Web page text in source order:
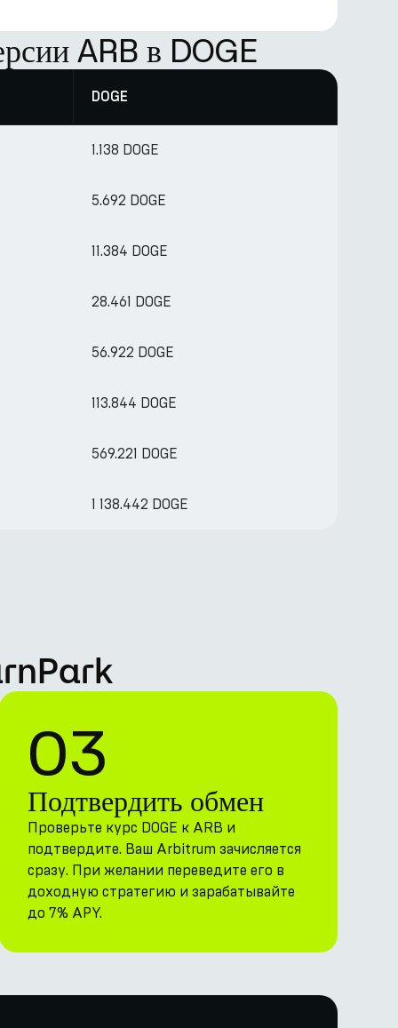
ARB в DOGE
DOGE
1.138 DOGE
5.692 DOGE
11.384 DOGE
28.461 DOGE
56.922 DOGE
113.844 DOGE
569.221 DOGE
1 138.442 DOGE
03
Подтвердить обмен
Проверьте курс DOGE к ARB и
подтвердите. Ваш Arbitrum зачисляется
сразу. При желании переведите его в
доходную стратегию и зарабатывайте
до 7% APY.